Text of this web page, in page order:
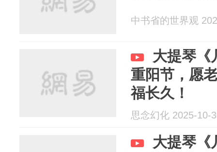
中书省的世界观
大提琴《
重阳节，愿
福长久！
思念幻化 2025-10-
大提琴《